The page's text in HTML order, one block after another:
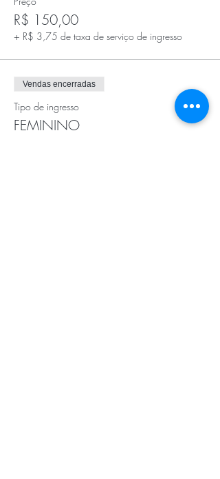
R$ 150,00
+ R$ 3,75 de taxa de serviço de ingresso
Vendas encerradas
Tipo de ingresso
FEMININO